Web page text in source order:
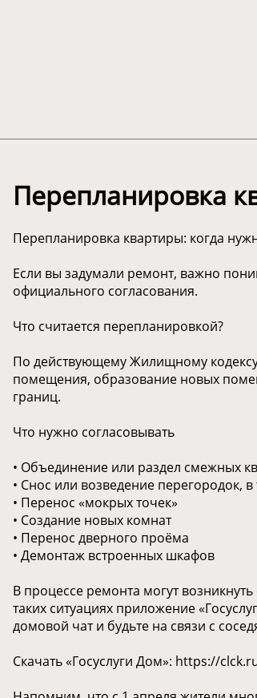
Перепланировка
Перепланировка квартиры: когда
Если вы задумали ремонт, важно
официального согласования.
Что считается перепланировкой?
По действующему Жилищному
помещения, образование новых
границ.
Что нужно согласовывать
• Объединение или раздел смежных
• Снос или возведение перегородок,
• Перенос «мокрых точек»
• Создание новых комнат
• Перенос дверного проёма
• Демонтаж встроенных шкафов
В процессе ремонта могут
таких ситуациях приложение
домовой чат и будьте на связи с
Скачать «Госуслуги Дом»: https://